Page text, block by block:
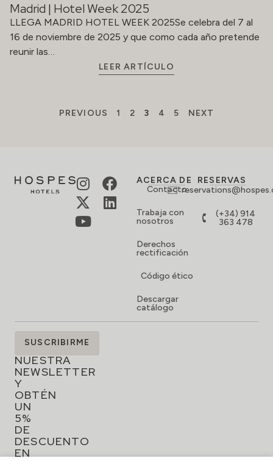
Madrid | Hotel Week 2025
LLEGA MADRID HOTEL WEEK 2025Se celebra del 7 al
16 de noviembre de 2025 y que como cada año pretende
reunir las…
LEER ARTÍCULO
PREVIOUS 1 2 3 4 5 NEXT
ACERCA DE
Contacto
Trabaja con
nosotros
Derechos
rectificación
Código ético
Descargar
catálogo
RESERVAS
(+34) 914
363 478
SUSCRÍBETE
NUESTRA
NEWSLETTER
Y
OBTÉN
UN
5%
DE
DESCUENTO
EN
SUSCRIBIRME